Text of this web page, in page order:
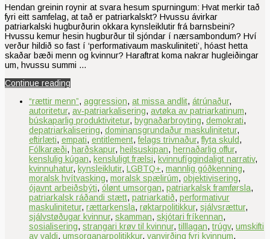
Hendan greinin roynir at svara hesum spurningum: Hvat merkir tað
fyri eitt samfelag, at tað er patriarkalskt? Hvussu ávirkar
patriarkalski hugburðurin okkara kynsleiklutir frá barnsbeini?
Hvussu kemur hesin hugburður til sjóndar í nærsambondum? Hví
verður hildið so fast í ‘performativaum maskuliniteti’, hóast hetta
skaðar bæði menn og kvinnur? Haraftrat koma nakrar hugleiðingar
um, hvussu summi …
Continue reading
“rættir menn”, aggression, at missa andlit, átrúnaður,
autoritetur, av‑patriarkalisering, avtøka av patriarkatinum,
búskaparlig produktivitetur, bygnaðarbroyting, demokrati,
depatriarkalisering, dominansgrundaður maskulinitetur,
eftirlæti, empati, entitlement,felags trivnaður,flyta skuld,
Fólkaræði, harðskapur, heilsuskipan, hernaðarlig offur,
kenslulig kúgan, kensluligt frælsi, kvinnufíggindaligt narrativ,
kvinnuhatur, kynsleiklutir, LGBTQ+, mannlig góðkenning,
moralsk hvítvasking, moralsk spælirúm, objektivisering,
ójavnt arbeiðsbýti, ólønt umsorgan, patriarkalsk framførsla,
patriarkalsk ráðandi stætt, patriarkatið, performativur
maskulinitetur, rættarkensla, røktarpolitikkur, sjálvsrættur,
sjálvstøðugar kvinnur, skamman, skjótari fríkennan,
sosialisering, strangari krøv til kvinnur, tilllagan, trúgv, umskifti
av valdi, umsorganarpolitikkur, vanvirðing fyri kvinnum,